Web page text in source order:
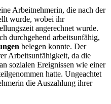
Arbeitnehmerin, die nach der
wurde, wobei ihr
angerechnet wurde.
durchgehend arbeitsunfähig,
belegen konnte. Der
Arbeitsunfähigkeit, da die
sozialen Ereignissen wie einer
hatte. Ungeachtet
die Auszahlung ihrer